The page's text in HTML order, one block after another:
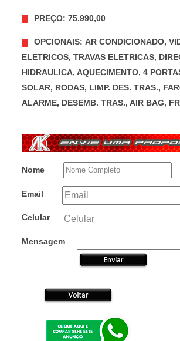
PREÇO: 75.990,00
OPCIONAIS: AR CONDICIONADO,
ELETRICOS, TRAVAS ELETRICAS,
HIDRAULICA, AQUECIMENTO, 4
SOLAR, RODAS, LIMP. DES. TRAS.,
ALARME, DESEMB. TRAS., AIR BAG,
Nome
Email
Celular
Mensagem